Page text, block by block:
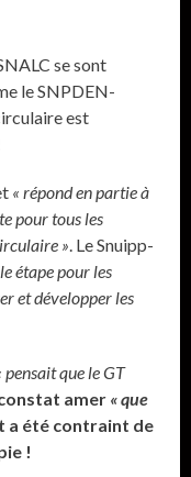
se sont
le SNPDEN-
est
« répond en partie à
pour tous les
» . Le Snuipp-
étape pour les
et développer les
pensait que le GT
amer « que
a été contraint de
!